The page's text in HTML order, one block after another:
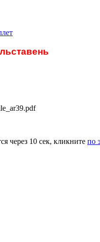
через 10 сек, кликните по